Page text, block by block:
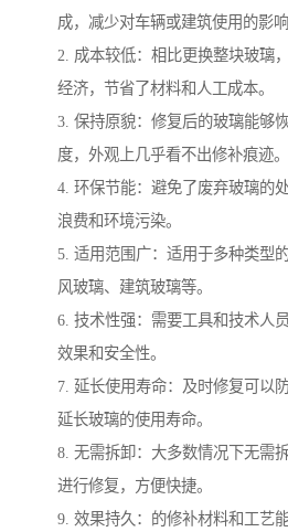
成，减少对车辆或建筑使用的影响
2. 成本较低：相比更换整块玻璃
经济，节省了材料和人工成本。
3. 保持原貌：修复后的玻璃能够
度，外观上几乎看不出修补痕迹。
4. 环保节能：避免了废弃玻璃的
浪费和环境污染。
5. 适用范围广：适用于多种类型
风玻璃、建筑玻璃等。
6. 技术性强：需要工具和技术人
效果和安全性。
7. 延长使用寿命：及时修复可以
延长玻璃的使用寿命。
8. 无需拆卸：大多数情况下无需
进行修复，方便快捷。
9. 效果持久：的修补材料和工艺